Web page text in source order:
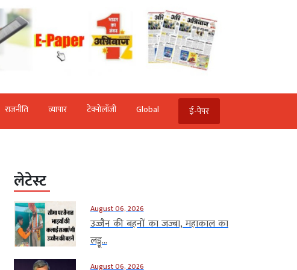
राजनीति व्‍यापार टेक्‍नोलॉजी Global ई-पेपर
लेटेस्ट
August 06, 2026
उज्जैन की बहनों का जज्बा, महाकाल का
लड्डू...
August 06, 2026